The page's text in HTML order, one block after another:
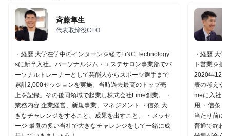
斉藤隼生
代表取締役CEO
・経歴 大学在学中のインターンを経てFiNC Technology
sに新卒入社。パーソナルジム・エステサロン事業部でパ
ーソナルトレーナーとして芸能人からスポーツ選手まで
累計2,000セッションを実施。当時過去最高のトップ売
上を記録。その後同領域で起業し株式会社Lime創業。 ・
業務内容 企業経営、新規事業、マネジメント ・信条 大
きなチャレンジをすること、成果を出すこと。 ・メッセ
ージ 最良の多い当社で大きなチャレンジをして一緒に成
・経歴 大
ト営業を担
2020年12月
表の考えや
meに入社
用 ・信条
当たり前に
普通で終わ